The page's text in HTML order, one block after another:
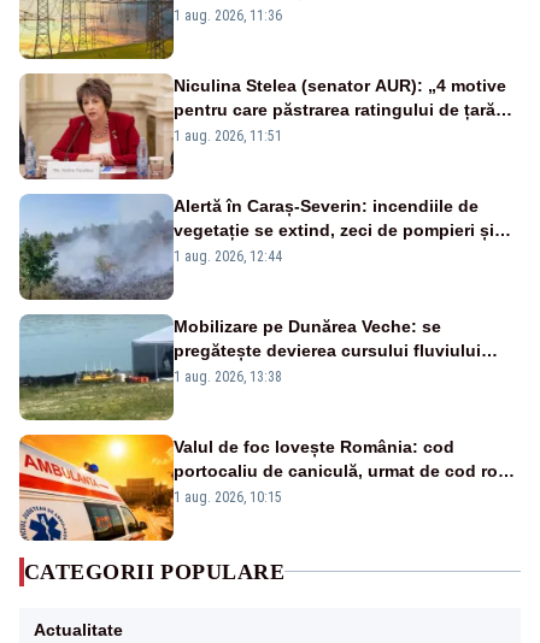
Analiză Realitatea Plus
1 aug. 2026, 11:36
Niculina Stelea (senator AUR): „4 motive
pentru care păstrarea ratingului de țară
nu este o reușită pentru Guvernul
1 aug. 2026, 11:51
Alertă în Caraș-Severin: incendiile de
vegetație se extind, zeci de pompieri și
silvicultori se luptă cu flăcările - VIDEO
1 aug. 2026, 12:44
Mobilizare pe Dunărea Veche: se
pregătește devierea cursului fluviului
către Cernavodă – VIDEO
1 aug. 2026, 13:38
Valul de foc lovește România: cod
portocaliu de caniculă, urmat de cod roșu
duminică. Temperaturile urcă spre 40°C
1 aug. 2026, 10:15
CATEGORII POPULARE
Actualitate